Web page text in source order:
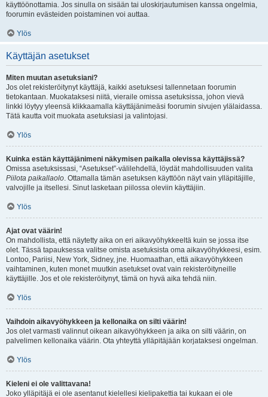
käyttöönottamia. Jos sinulla on sisään tai uloskirjautumisen kanssa ongelmia,
foorumin evästeiden poistaminen voi auttaa.
Ylös
Käyttäjän asetukset
Miten muutan asetuksiani?
Jos olet rekisteröitynyt käyttäjä, kaikki asetuksesi tallennetaan foorumin
tietokantaan. Muokataksesi niitä, vieraile omissa asetuksissa, johon vievä
linkki löytyy yleensä klikkaamalla käyttäjänimeäsi foorumin sivujen ylälaidassa.
Tätä kautta voit muokata asetuksiasi ja valintojasi.
Ylös
Kuinka estän käyttäjänimeni näkymisen paikalla olevissa käyttäjissä?
Omissa asetuksissasi, “Asetukset”-välilehdellä, löydät mahdollisuuden valita
Piilota paikallaolo. Ottamalla tämän asetuksen käyttöön näyt vain ylläpitäjille,
valvojille ja itsellesi. Sinut lasketaan piilossa oleviin käyttäjiin.
Ylös
Ajat ovat väärin!
On mahdollista, että näytetty aika on eri aikavyöhykkeeltä kuin se jossa itse
olet. Tässä tapauksessa valitse omista asetuksista oma aikavyöhykkeesi, esim.
Lontoo, Pariisi, New York, Sidney, jne. Huomaathan, että aikavyöhykkeen
vaihtaminen, kuten monet muutkin asetukset ovat vain rekisteröityneille
käyttäjille. Jos et ole rekisteröitynyt, tämä on hyvä aika tehdä niin.
Ylös
Vaihdoin aikavyöhykkeen ja kellonaika on silti väärin!
Jos olet varmasti valinnut oikean aikavyöhykkeen ja aika on silti väärin, on
palvelimen kellonaika väärin. Ota yhteyttä ylläpitäjään korjataksesi ongelman.
Ylös
Kieleni ei ole valittavana!
Joko ylläpitäjä ei ole asentanut kielellesi kielipakettia tai kukaan ei ole